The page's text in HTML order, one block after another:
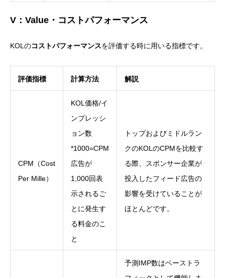
V：Value・コストパフォーマンス
KOLのコストパフォーマンスを評価する時に用いる指標です。
評価指標 計算方法 解説
CPM（Cost
Per Mille）
KOL価格/イ
ンプレッシ
ョン数
*1000=CPM
広告が
1,000回表
示されるご
とに発生す
る料金のこ
と
トップおよびミドルラン
クのKOLのCPMを比較す
る際、スポンサー企業が
投入したフィード広告の
影響を受けていることが
ほとんどです。
予測IMP数はベーストラ